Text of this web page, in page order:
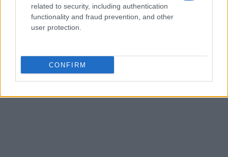
related to security, including authentication
functionality and fraud prevention, and other
user protection.
CONFIRM